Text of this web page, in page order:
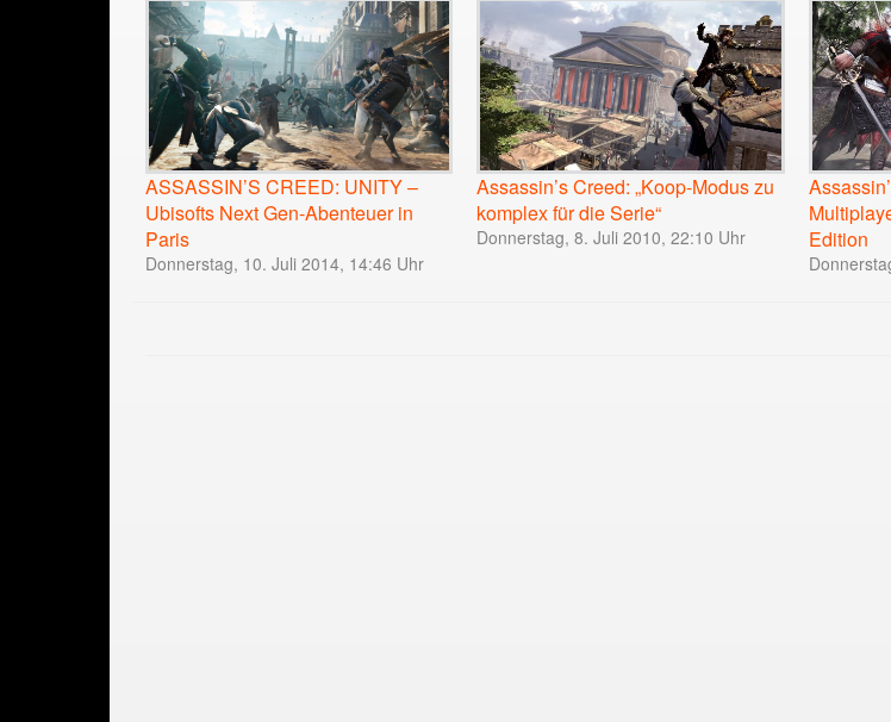
ASSASSIN’S CREED: UNITY –
Ubisofts Next Gen-Abenteuer in
Paris
Donnerstag, 10. Juli 2014, 14:46 Uhr
Assassin’s Creed: „Koop-Modus zu
komplex für die Serie“
Donnerstag, 8. Juli 2010, 22:10 Uhr
Edition